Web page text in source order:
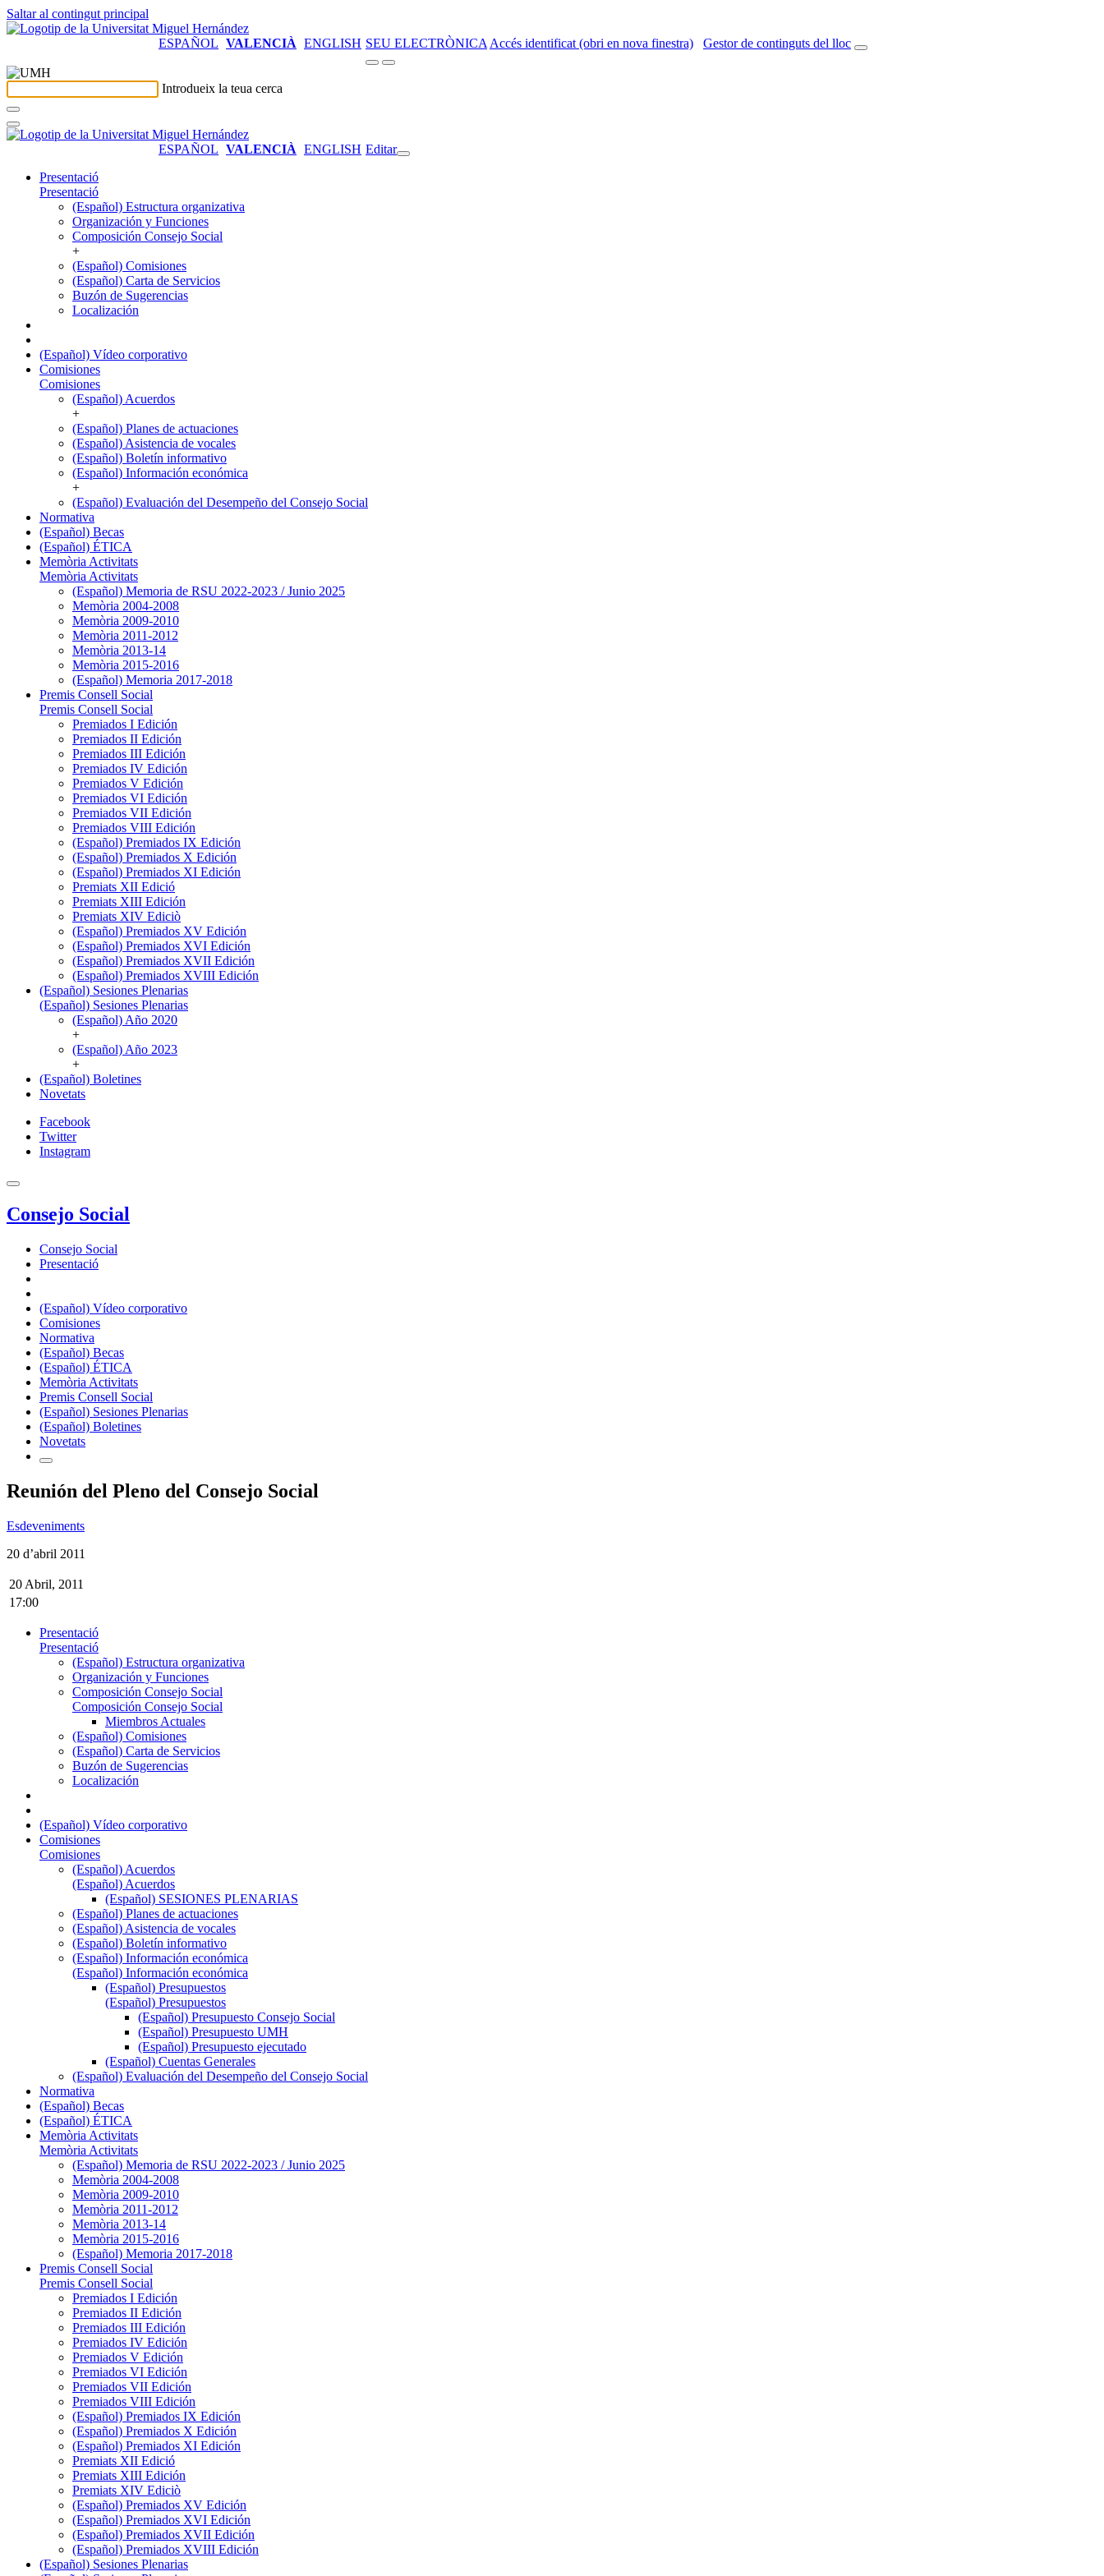
Saltar al contingut principal
ESPAÑOL VALENCIÀ ENGLISH SEU ELECTRÒNICA Accés identificat (obri en nova finestra) Gestor de continguts del lloc
Introdueix la teua cerca
ESPAÑOL VALENCIÀ ENGLISH Editar
Presentació
Presentació
(Español) Estructura organizativa
Organización y Funciones
Composición Consejo Social
+
(Español) Comisiones
(Español) Carta de Servicios
Buzón de Sugerencias
Localización
(Español) Vídeo corporativo
Comisiones
Comisiones
(Español) Acuerdos
+
(Español) Planes de actuaciones
(Español) Asistencia de vocales
(Español) Boletín informativo
(Español) Información económica
+
(Español) Evaluación del Desempeño del Consejo Social
Normativa
(Español) Becas
(Español) ÉTICA
Memòria Activitats
Memòria Activitats
(Español) Memoria de RSU 2022-2023 / Junio 2025
Memòria 2004-2008
Memòria 2009-2010
Memòria 2011-2012
Memòria 2013-14
Memòria 2015-2016
(Español) Memoria 2017-2018
Premis Consell Social
Premis Consell Social
Premiados I Edición
Premiados II Edición
Premiados III Edición
Premiados IV Edición
Premiados V Edición
Premiados VI Edición
Premiados VII Edición
Premiados VIII Edición
(Español) Premiados IX Edición
(Español) Premiados X Edición
(Español) Premiados XI Edición
Premiats XII Edició
Premiats XIII Edición
Premiats XIV Ediciò
(Español) Premiados XV Edición
(Español) Premiados XVI Edición
(Español) Premiados XVII Edición
(Español) Premiados XVIII Edición
(Español) Sesiones Plenarias
(Español) Sesiones Plenarias
(Español) Año 2020
+
(Español) Año 2023
+
(Español) Boletines
Novetats
Facebook
Twitter
Instagram
Consejo Social
Consejo Social
Presentació
(Español) Vídeo corporativo
Comisiones
Normativa
(Español) Becas
(Español) ÉTICA
Memòria Activitats
Premis Consell Social
(Español) Sesiones Plenarias
(Español) Boletines
Novetats
Reunión del Pleno del Consejo Social
Esdeveniments
20 d’abril 2011
20 Abril, 2011
17:00
Presentació
Presentació
(Español) Estructura organizativa
Organización y Funciones
Composición Consejo Social
Composición Consejo Social
Miembros Actuales
(Español) Comisiones
(Español) Carta de Servicios
Buzón de Sugerencias
Localización
(Español) Vídeo corporativo
Comisiones
Comisiones
(Español) Acuerdos
(Español) Acuerdos
(Español) SESIONES PLENARIAS
(Español) Planes de actuaciones
(Español) Asistencia de vocales
(Español) Boletín informativo
(Español) Información económica
(Español) Información económica
(Español) Presupuestos
(Español) Presupuestos
(Español) Presupuesto Consejo Social
(Español) Presupuesto UMH
(Español) Presupuesto ejecutado
(Español) Cuentas Generales
(Español) Evaluación del Desempeño del Consejo Social
Normativa
(Español) Becas
(Español) ÉTICA
Memòria Activitats
Memòria Activitats
(Español) Memoria de RSU 2022-2023 / Junio 2025
Memòria 2004-2008
Memòria 2009-2010
Memòria 2011-2012
Memòria 2013-14
Memòria 2015-2016
(Español) Memoria 2017-2018
Premis Consell Social
Premis Consell Social
Premiados I Edición
Premiados II Edición
Premiados III Edición
Premiados IV Edición
Premiados V Edición
Premiados VI Edición
Premiados VII Edición
Premiados VIII Edición
(Español) Premiados IX Edición
(Español) Premiados X Edición
(Español) Premiados XI Edición
Premiats XII Edició
Premiats XIII Edición
Premiats XIV Ediciò
(Español) Premiados XV Edición
(Español) Premiados XVI Edición
(Español) Premiados XVII Edición
(Español) Premiados XVIII Edición
(Español) Sesiones Plenarias